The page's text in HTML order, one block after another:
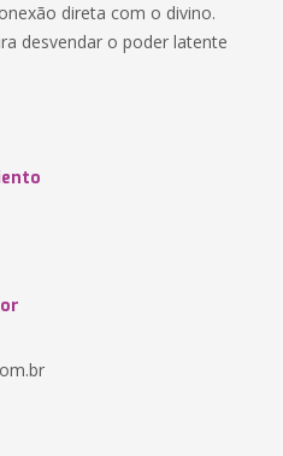
direta com o divino.
desvendar o poder latente